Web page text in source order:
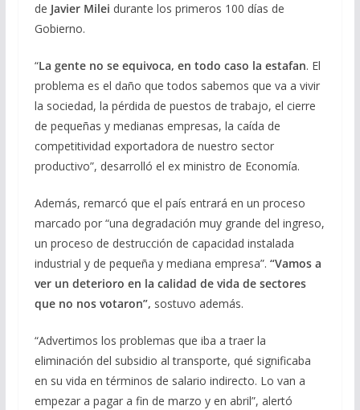
de Javier Milei durante los primeros 100 días de
Gobierno.
“La gente no se equivoca, en todo caso la estafan. El
problema es el daño que todos sabemos que va a vivir
la sociedad, la pérdida de puestos de trabajo, el cierre
de pequeñas y medianas empresas, la caída de
competitividad exportadora de nuestro sector
productivo”, desarrolló el ex ministro de Economía.
Además, remarcó que el país entrará en un proceso
marcado por “una degradación muy grande del ingreso,
un proceso de destrucción de capacidad instalada
industrial y de pequeña y mediana empresa”. “Vamos a
ver un deterioro en la calidad de vida de sectores
que no nos votaron”, sostuvo además.
“Advertimos los problemas que iba a traer la
eliminación del subsidio al transporte, qué significaba
en su vida en términos de salario indirecto. Lo van a
empezar a pagar a fin de marzo y en abril”, alertó